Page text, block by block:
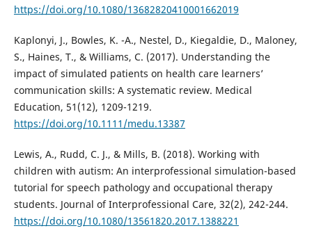
https://doi.org/10.1080/13682820410001662019
Kaplonyi, J., Bowles, K. -A., Nestel, D., Kiegaldie, D., Maloney,
S., Haines, T., & Williams, C. (2017). Understanding the
impact of simulated patients on health care learners’
communication skills: A systematic review. Medical
Education, 51(12), 1209-1219.
https://doi.org/10.1111/medu.13387
Lewis, A., Rudd, C. J., & Mills, B. (2018). Working with
children with autism: An interprofessional simulation-based
tutorial for speech pathology and occupational therapy
students. Journal of Interprofessional Care, 32(2), 242-244.
https://doi.org/10.1080/13561820.2017.1388221